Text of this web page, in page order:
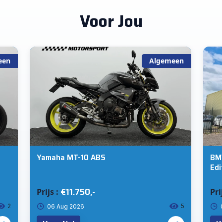
Voor Jou
2
Algemeen
Yamaha MT-10 ABS
Prijs : €11.750,-
06 Aug 2026 5